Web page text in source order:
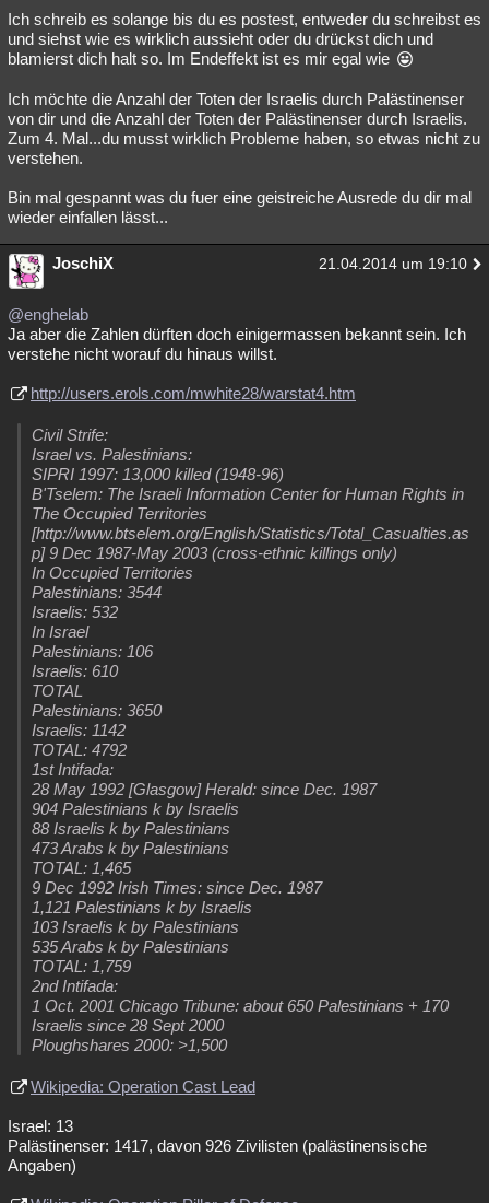
Ich schreib es solange bis du es postest, entweder du schreibst es
und siehst wie es wirklich aussieht oder du drückst dich und
blamierst dich halt so. Im Endeffekt ist es mir egal wie
Ich möchte die Anzahl der Toten der Israelis durch Palästinenser
von dir und die Anzahl der Toten der Palästinenser durch Israelis.
Zum 4. Mal...du musst wirklich Probleme haben, so etwas nicht zu
verstehen.
Bin mal gespannt was du fuer eine geistreiche Ausrede du dir mal
wieder einfallen lässt...
JoschiX 21.04.2014 um 19:10
@enghelab
Ja aber die Zahlen dürften doch einigermassen bekannt sein. Ich
verstehe nicht worauf du hinaus willst.
http://users.erols.com/mwhite28/warstat4.htm
Civil Strife:
Israel vs. Palestinians:
SIPRI 1997: 13,000 killed (1948-96)
B'Tselem: The Israeli Information Center for Human Rights in
The Occupied Territories
[http://www.btselem.org/English/Statistics/Total_Casualties.as
p] 9 Dec 1987-May 2003 (cross-ethnic killings only)
In Occupied Territories
Palestinians: 3544
Israelis: 532
In Israel
Palestinians: 106
Israelis: 610
TOTAL
Palestinians: 3650
Israelis: 1142
TOTAL: 4792
1st Intifada:
28 May 1992 [Glasgow] Herald: since Dec. 1987
904 Palestinians k by Israelis
88 Israelis k by Palestinians
473 Arabs k by Palestinians
TOTAL: 1,465
9 Dec 1992 Irish Times: since Dec. 1987
1,121 Palestinians k by Israelis
103 Israelis k by Palestinians
535 Arabs k by Palestinians
TOTAL: 1,759
2nd Intifada:
1 Oct. 2001 Chicago Tribune: about 650 Palestinians + 170
Israelis since 28 Sept 2000
Ploughshares 2000: >1,500
Wikipedia: Operation Cast Lead
Israel: 13
Palästinenser: 1417, davon 926 Zivilisten (palästinensische
Angaben)